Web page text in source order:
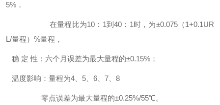
5%，
在量程比为10：1到40：1时，为±0.075（1+0.1UR
L/量程）%量程，
稳 定 性：六个月误差为最大量程的±0.15%；
温度影响：量程为4、5、6、7、8
零点误差为最大量程的±0.25%/55℃。